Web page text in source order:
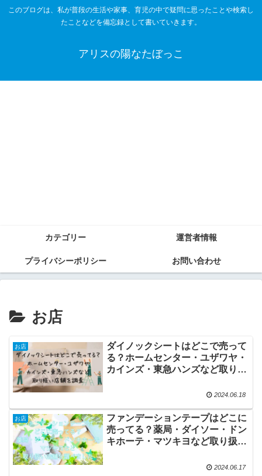
このブログは、私が普段の生活や家事、育児の中で疑問に思ったことや検索し
たことなどを備忘録として書いていきます。
アリスの陽なたぼっこ
カテゴリー 運営者情報
プライバシーポリシー お問い合わせ
お店
お店
ダイノックシートはどこで売って
る？ホームセンター・ユザワヤ・
カインズ・東急ハンズなど取り扱
2024.06.18
お店
ファンデーションテープはどこに
売ってる？薬局・ダイソー・ドン
キホーテ・マツキヨなど取り扱い
2024.06.17